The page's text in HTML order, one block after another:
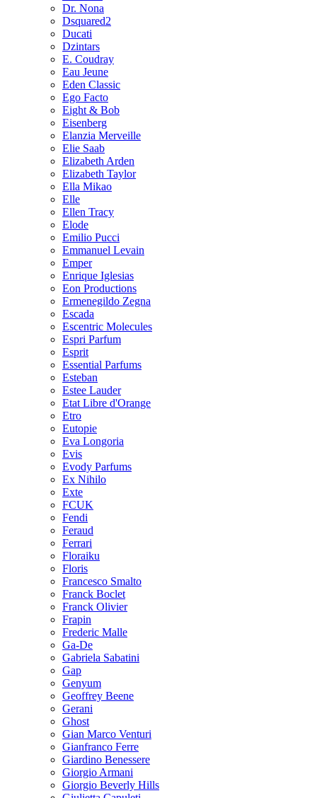
Dr. Nona
Dsquared2
Ducati
Dzintars
E. Coudray
Eau Jeune
Eden Classic
Ego Facto
Eight & Bob
Eisenberg
Elanzia Merveille
Elie Saab
Elizabeth Arden
Elizabeth Taylor
Ella Mikao
Elle
Ellen Tracy
Elode
Emilio Pucci
Emmanuel Levain
Emper
Enrique Iglesias
Eon Productions
Ermenegildo Zegna
Escada
Escentric Molecules
Espri Parfum
Esprit
Essential Parfums
Esteban
Estee Lauder
Etat Libre d'Orange
Etro
Eutopie
Eva Longoria
Evis
Evody Parfums
Ex Nihilo
Exte
FCUK
Fendi
Feraud
Ferrari
Floraiku
Floris
Francesco Smalto
Franck Boclet
Franck Olivier
Frapin
Frederic Malle
Ga-De
Gabriela Sabatini
Gap
Genyum
Geoffrey Beene
Gerani
Ghost
Gian Marco Venturi
Gianfranco Ferre
Giardino Benessere
Giorgio Armani
Giorgio Beverly Hills